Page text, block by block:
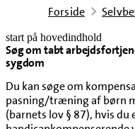
Forside
start på hovedindhold
Søg om tabt
sygdom
Du kan søge om
pasning/træning af børn
(barnets lov § 87), hvis
senest opdateret 11. juni